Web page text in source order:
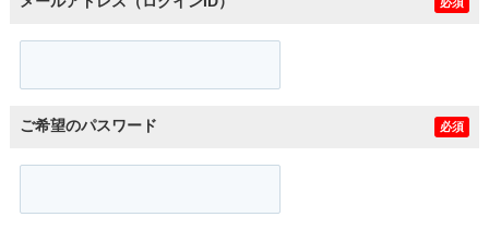
ご希望のパスワード 必須